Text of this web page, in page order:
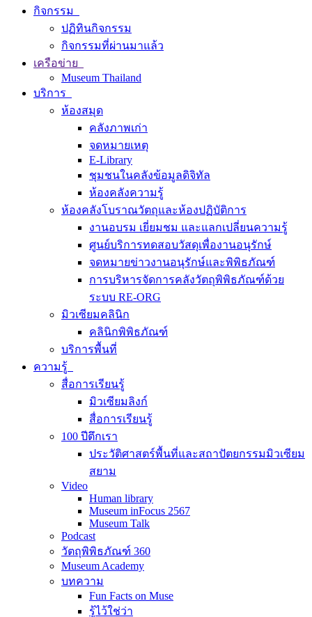
กิจกรรม
ปฏิทินกิจกรรม
กิจกรรมที่ผ่านมาแล้ว
เครือข่าย
Museum Thailand
บริการ
ห้องสมุด
คลังภาพเก่า
จดหมายเหตุ
E-Library
ชุมชนในคลังข้อมูลดิจิทัล
ห้องคลังความรู้
ห้องคลังโบราณวัตถุและห้องปฏิบัติการ
งานอบรม เยี่ยมชม และแลกเปลี่ยนความรู้
ศูนย์บริการทดสอบวัสดุเพื่องานอนุรักษ์
จดหมายข่าวงานอนุรักษ์และพิพิธภัณฑ์
การบริหารจัดการคลังวัตถุพิพิธภัณฑ์ด้วย
ระบบ RE-ORG
มิวเซียมคลินิก
คลินิกพิพิธภัณฑ์
บริการพื้นที่
ความรู้
สื่อการเรียนรู้
มิวเซียมลิงก์
สื่อการเรียนรู้
100 ปีตึกเรา
ประวัติศาสตร์พื้นที่และสถาปัตยกรรมมิวเซียม
สยาม
Video
Human library
Museum inFocus 2567
Museum Talk
Podcast
วัตถุพิพิธภัณฑ์ 360
Museum Academy
บทความ
Fun Facts on Muse
รู้ไว้ใช่ว่า